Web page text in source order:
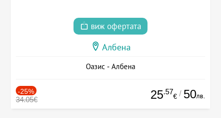
виж офертата
Албена
Оазис - Албена
-25%
34.05€ 25.57
€ / 50лв.